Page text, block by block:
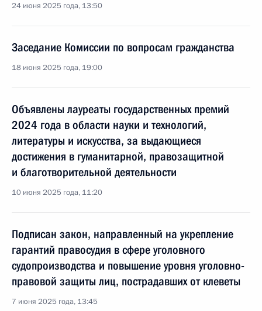
24 июня 2025 года, 13:50
Заседание Комиссии по вопросам гражданства
18 июня 2025 года, 19:00
Объявлены лауреаты государственных премий
2024 года в области науки и технологий,
литературы и искусства, за выдающиеся
достижения в гуманитарной, правозащитной
и благотворительной деятельности
10 июня 2025 года, 11:20
Подписан закон, направленный на укрепление
гарантий правосудия в сфере уголовного
судопроизводства и повышение уровня уголовно-
правовой защиты лиц, пострадавших от клеветы
7 июня 2025 года, 13:45